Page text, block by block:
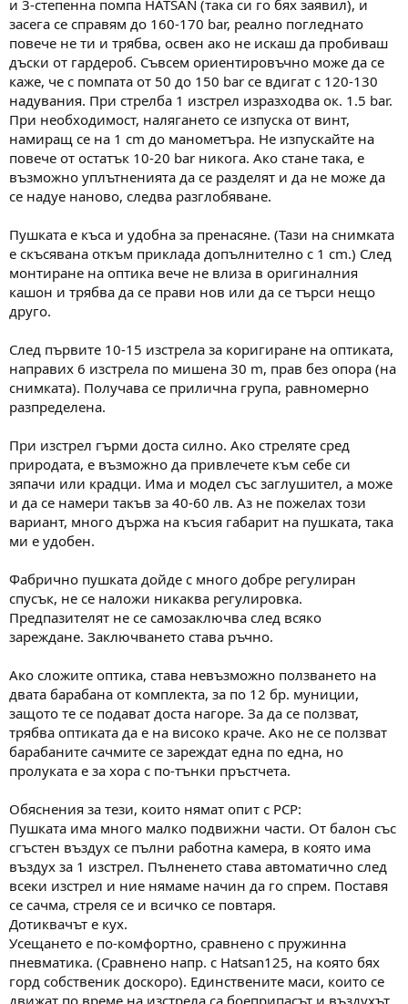
и 3-степенна помпа HATSAN (така си го бях заявил), и
засега се справям до 160-170 bar, реално погледнато
повече не ти и трябва, освен ако не искаш да пробиваш
дъски от гардероб. Съвсем ориентировъчно може да се
каже, че с помпата от 50 до 150 bar се вдигат с 120-130
надувания. При стрелба 1 изстрел изразходва ок. 1.5 bar.
При необходимост, налягането се изпуска от винт,
намиращ се на 1 cm до манометъра. Не изпускайте на
повече от остатък 10-20 bar никога. Ако стане така, е
възможно уплътненията да се разделят и да не може да
се надуе наново, следва разглобяване.
Пушката е къса и удобна за пренасяне. (Тази на снимката
е скъсявана откъм приклада допълнително с 1 cm.) След
монтиране на оптика вече не влиза в оригиналния
кашон и трябва да се прави нов или да се търси нещо
друго.
След първите 10-15 изстрела за коригиране на оптиката,
направих 6 изстрела по мишена 30 m, прав без опора (на
снимката). Получава се прилична група, равномерно
разпределена.
При изстрел гърми доста силно. Ако стреляте сред
природата, е възможно да привлечете към себе си
зяпачи или крадци. Има и модел със заглушител, а може
и да се намери такъв за 40-60 лв. Аз не пожелах този
вариант, много държа на късия габарит на пушката, така
ми е удобен.
Фабрично пушката дойде с много добре регулиран
спусък, не се наложи никаква регулировка.
Предпазителят не се самозаключва след всяко
зареждане. Заключването става ръчно.
Ако сложите оптика, става невъзможно ползването на
двата барабана от комплекта, за по 12 бр. муниции,
защото те се подават доста нагоре. За да се ползват,
трябва оптиката да е на високо краче. Ако не се ползват
барабаните сачмите се зареждат една по една, но
пролуката е за хора с по-тънки пръстчета.
Обяснения за тези, които нямат опит с РСР:
Пушката има много малко подвижни части. От балон със
сгъстен въздух се пълни работна камера, в която има
въздух за 1 изстрел. Пълненето става автоматично след
всеки изстрел и ние нямаме начин да го спрем. Поставя
се сачма, стреля се и всичко се повтаря.
Дотиквачът е кух.
Усещането е по-комфортно, сравнено с пружинна
пневматика. (Сравнено напр. с Hatsan125, на която бях
горд собственик доскоро). Единствените маси, които се
движат по време на изстрела са боеприпасът и въздухът,